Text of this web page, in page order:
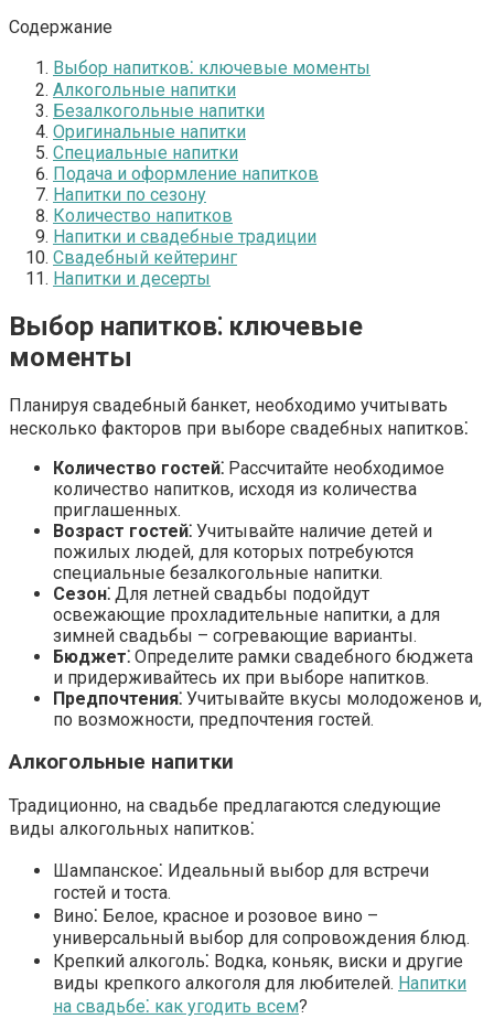
Содержание
Выбор напитков⁚ ключевые моменты
Алкогольные напитки
Безалкогольные напитки
Оригинальные напитки
Специальные напитки
Подача и оформление напитков
Напитки по сезону
Количество напитков
Напитки и свадебные традиции
Свадебный кейтеринг
Напитки и десерты
Выбор напитков⁚ ключевые
моменты
Планируя свадебный банкет, необходимо учитывать
несколько факторов при выборе свадебных напитков⁚
Количество гостей⁚ Рассчитайте необходимое
количество напитков, исходя из количества
приглашенных.
Возраст гостей⁚ Учитывайте наличие детей и
пожилых людей, для которых потребуются
специальные безалкогольные напитки.
Сезон⁚ Для летней свадьбы подойдут
освежающие прохладительные напитки, а для
зимней свадьбы – согревающие варианты.
Бюджет⁚ Определите рамки свадебного бюджета
и придерживайтесь их при выборе напитков.
Предпочтения⁚ Учитывайте вкусы молодоженов и,
по возможности, предпочтения гостей.
Алкогольные напитки
Традиционно, на свадьбе предлагаются следующие
виды алкогольных напитков⁚
Шампанское⁚ Идеальный выбор для встречи
гостей и тоста.
Вино⁚ Белое, красное и розовое вино –
универсальный выбор для сопровождения блюд.
Крепкий алкоголь⁚ Водка, коньяк, виски и другие
виды крепкого алкоголя для любителей. Напитки
на свадьбе⁚ как угодить всем?